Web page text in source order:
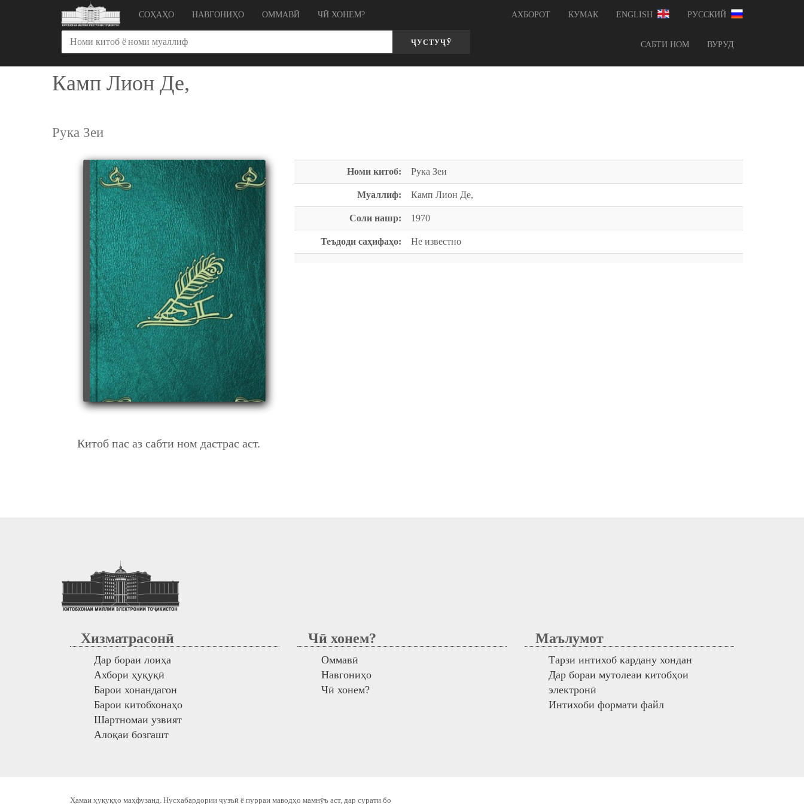
СОҲАҲО НАВГОНИҲО ОММАВӢ ЧӢ ХОНЕМ? АХБОРОТ КУМАК ENGLISH РУССКИЙ
ҶУСТУҶӮ САБТИ НОМ ВУРУД
Камп Лион Де,
Рука Зеи
Китоб пас аз сабти ном дастрас аст.
Номи китоб: Рука Зеи
Муаллиф: Камп Лион Де,
Соли нашр: 1970
Теъдоди саҳифаҳо: Не известно
Хизматрасонӣ
Дар бораи лоиҳа
Ахбори ҳуқуқӣ
Барои хонандагон
Барои китобхонаҳо
Шартномаи узвият
Алоқаи бозгашт
Чӣ хонем?
Оммавӣ
Навгониҳо
Чӣ хонем?
Маълумот
Тарзи интихоб кардану хондан
Дар бораи мутолеаи китобҳои
электронӣ
Интихоби формати файл
Ҳамаи ҳуқуқҳо маҳфузанд. Нусхабардории ҷузъӣ ё пурраи маводҳо мамнӯъ аст, дар сурати бо